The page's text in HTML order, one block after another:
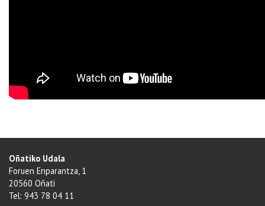
Oñatiko Udala
Foruen Enparantza, 1
20560 Oñati
Tel: 943 78 04 11